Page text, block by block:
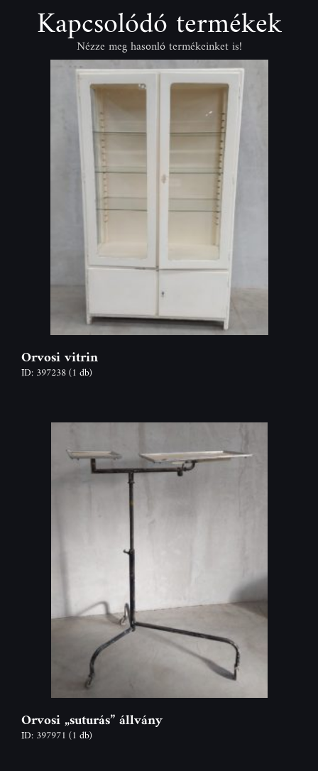
Kapcsolódó termékek
Nézze meg hasonló termékeinket is!
Orvosi vitrin
ID: 397238(1 db)
Orvosi „suturás” állvány
ID: 397971 (1 db)